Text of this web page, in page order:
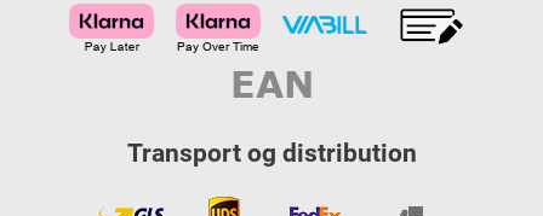
Transport og distribution